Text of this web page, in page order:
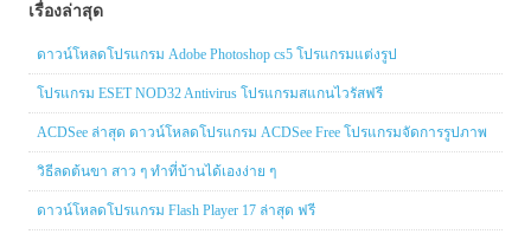
เรื่องล่าสุด
ดาวน์โหลดโปรแกรม Adobe Photoshop cs5 โปรแกรมแต่งรูป
โปรแกรม ESET NOD32 Antivirus โปรแกรมสแกนไวรัสฟรี
ACDSee ล่าสุด ดาวน์โหลดโปรแกรม ACDSee Free โปรแกรมจัดการรูปภาพ
วิธีลดต้นขา สาว ๆ ทำที่บ้านได้เองง่าย ๆ
ดาวน์โหลดโปรแกรม Flash Player 17 ล่าสุด ฟรี